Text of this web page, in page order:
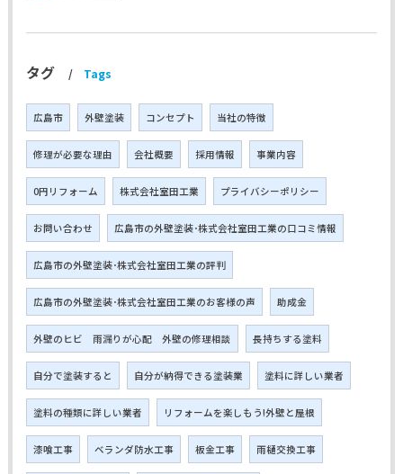
タグ Tags
広島市 外壁塗装 コンセプト 当社の特徴
修理が必要な理由 会社概要 採用情報 事業内容
0円リフォーム 株式会社室田工業 プライバシーポリシー
お問い合わせ 広島市の外壁塗装･株式会社室田工業の口コミ情報
広島市の外壁塗装･株式会社室田工業の評判
広島市の外壁塗装･株式会社室田工業のお客様の声 助成金
外壁のヒビ 雨漏りが心配 外壁の修理相談 長持ちする塗料
自分で塗装すると 自分が納得できる塗装業 塗料に詳しい業者
塗料の種類に詳しい業者 リフォームを楽しもう!外壁と屋根
漆喰工事 ベランダ防水工事 板金工事 雨樋交換工事